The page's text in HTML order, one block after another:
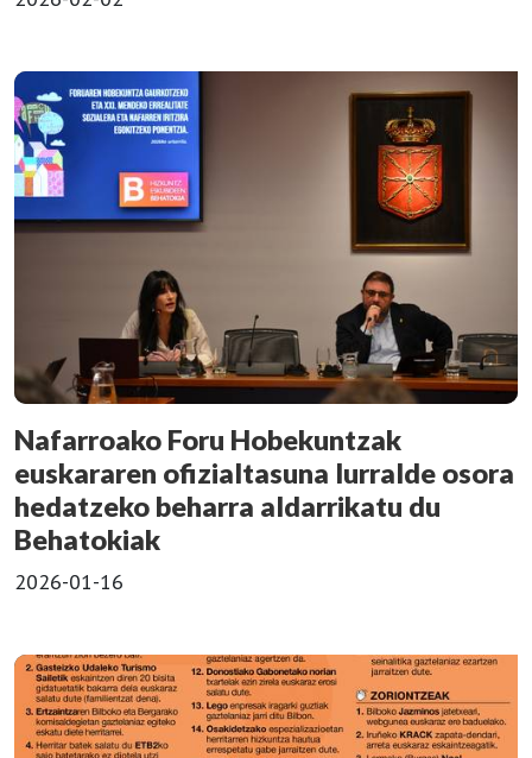
Nafarroako Foru Hobekuntzak
euskararen ofizialtasuna lurralde osora
hedatzeko beharra aldarrikatu du
Behatokiak
2026-01-16